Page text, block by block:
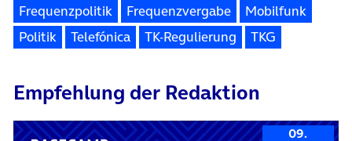
Frequenzpolitik
Frequenzvergabe
Mobilfunk
Politik
Telefónica TK-Regulierung TKG
Empfehlung der Redaktion
09.